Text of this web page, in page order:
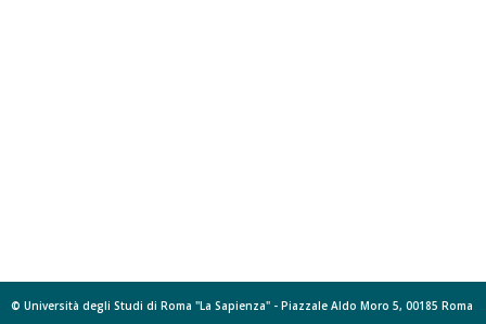
© Università degli Studi di Roma "La Sapienza" - Piazzale Aldo Moro 5, 00185 Roma